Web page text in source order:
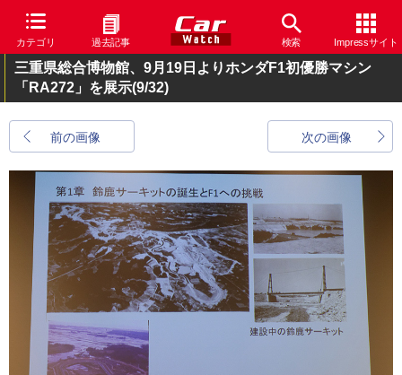
カテゴリ 過去記事 検索 Impressサイト
三重県総合博物館、9月19日よりホンダF1初優勝マシン
「RA272」を展示(9/32)
前の画像 次の画像